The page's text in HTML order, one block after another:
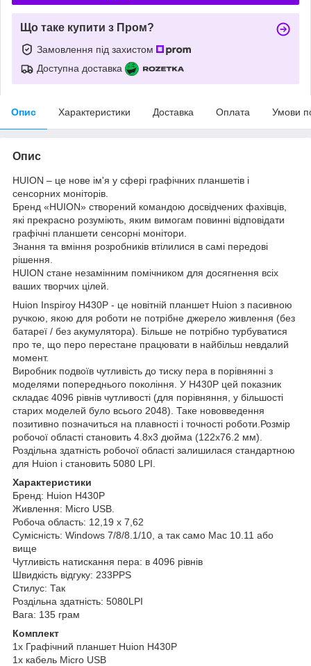
Що таке купити з Пром?
Замовлення під захистом
Доступна доставка
Опис Характеристики Доставка Оплата Умови
Опис
HUION – це нове ім'я у сфері графічних планшетів і
сенсорних моніторів.
Бренд «HUION» створений командою досвідчених фахівців,
які прекрасно розуміють, яким вимогам повинні відповідати
графічні планшети сенсорні монітори.
Знання та вміння розробників втілилися в самі передові
рішення.
HUION стане незамінним помічником для досягнення всіх
ваших творчих цілей.
Huion Inspiroy H430P - це новітній планшет Huion з пасивною
ручкою, якою для роботи не потрібне джерело живлення (без
батареї / без акумулятора). Більше не потрібно турбуватися
про те, що перо перестане працювати в найбільш невдалий
момент.
Виробник подвоїв чутливість до тиску пера в порівнянні з
моделями попереднього покоління. У H430P цей показник
складає 4096 рівнів чутливості (для порівняння, у більшості
старих моделей було всього 2048). Таке нововведення
позитивно позначиться на плавності і точності роботи.Розмір
робочої області становить 4.8х3 дюйма (122х76.2 мм).
Роздільна здатність робочої області залишилася стандартною
для Huion і становить 5080 LPI.
Характеристики
Бренд: Huion H430P
Живлення: Micro USB.
Робоча область: 12,19 х 7,62
Сумісність: Windows 7/8/8.1/10, а так само Mac 10.11 або
вище
Чутливість натискання пера: в 4096 рівнів
Швидкість відгуку: 233PPS
Стилус: Так
Роздільна здатність: 5080LPI
Вага: 135 грам
Комплект
1х Графічний планшет Huion H430P
1х кабель Micro USB